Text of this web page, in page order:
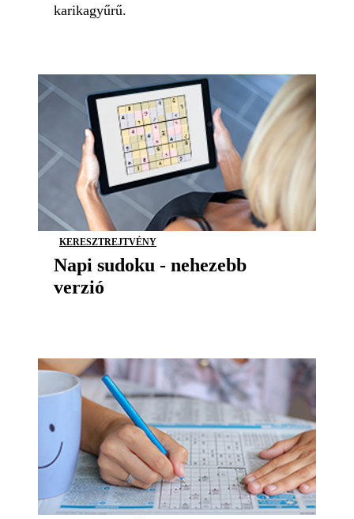
karikagyűrű.
KERESZTREJTVÉNY
Napi sudoku - nehezebb
verzió